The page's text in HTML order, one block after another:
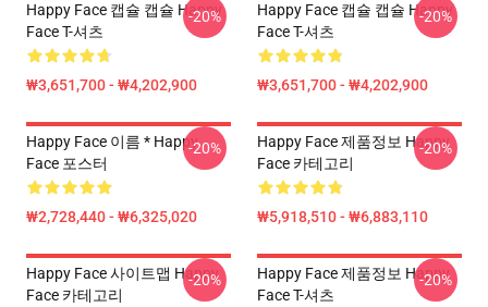
Happy Face 캡슐 캡슐 Happy
Face T-셔츠
₩3,651,700 - ₩4,202,900
-20%
Happy Face 캡슐 캡슐 Happy
Face T-셔츠
₩3,651,700 - ₩4,202,900
-20%
Happy Face 이름 * Happy
Face 포스터
₩2,728,440 - ₩6,325,020
-20%
Happy Face 제품정보 Happy
Face 카테고리
₩5,918,510 - ₩6,883,110
-20%
Happy Face 사이트맵 Happy
Face 카테고리
-20%
Happy Face 제품정보 Happy
Face T-셔츠
-20%